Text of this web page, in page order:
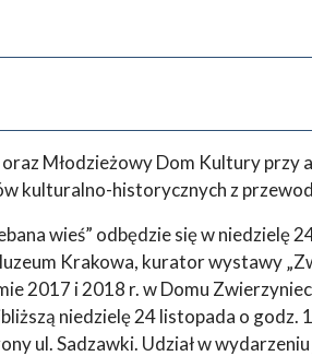
Młodzieżowy Dom Kultury przy
kulturalno-historycznych z
wieś” odbędzie się w niedzielę
Krakowa, kurator wystawy
2017 i 2018 r. w Domu
niedzielę 24 listopada o godz.
ul. Sadzawki. Udział w wydarzeniu